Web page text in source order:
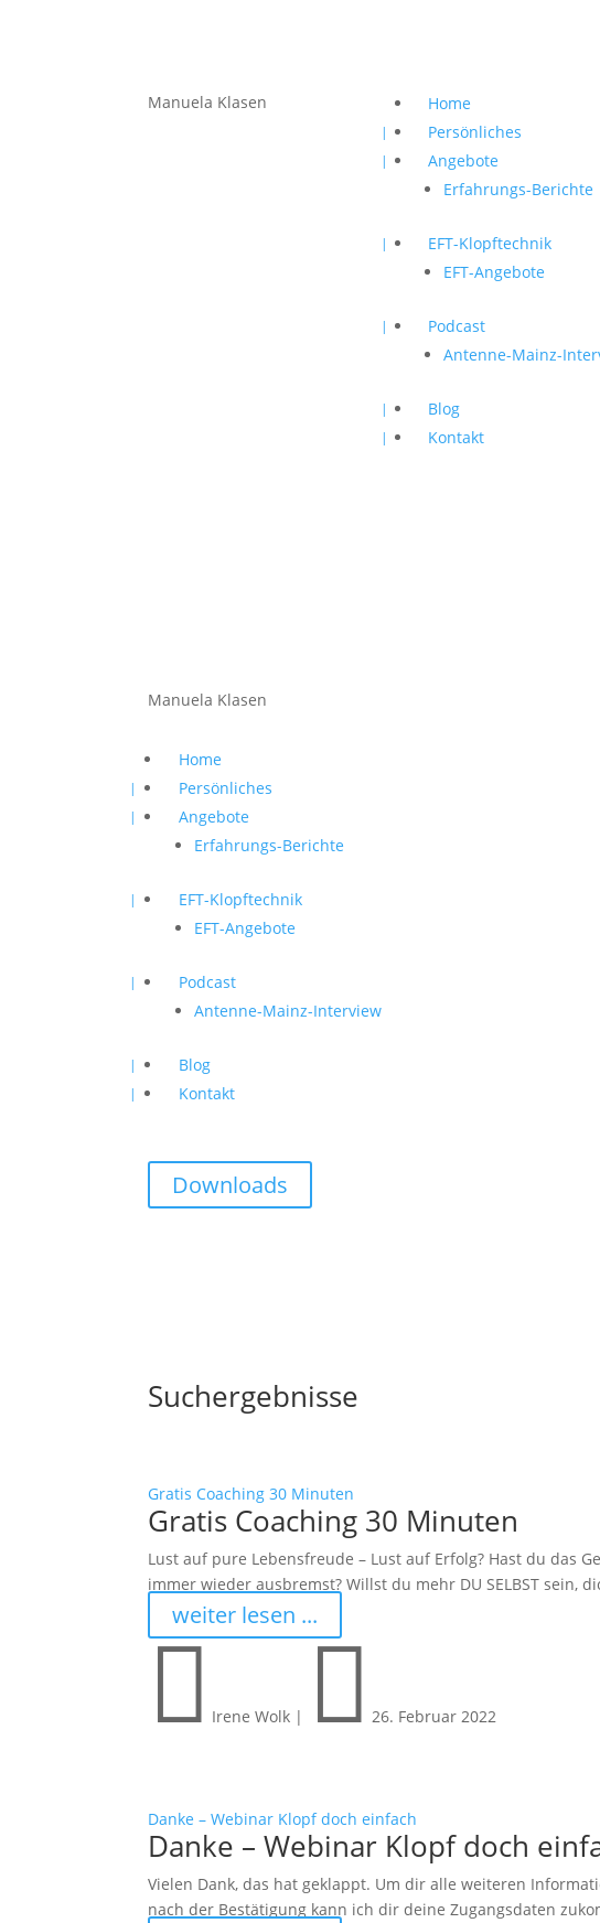
Manuela Klasen
Home
Persönliches
Angebote
Erfahrungs-Berichte
EFT-Klopftechnik
EFT-Angebote
Podcast
Antenne-Mainz-
Blog
Kontakt
Manuela Klasen
Home
Persönliches
Angebote
Erfahrungs-Berichte
EFT-Klopftechnik
EFT-Angebote
Podcast
Antenne-Mainz-Interview
Blog
Kontakt
Downloads
Suchergebnisse
Gratis Coaching 30 Minuten
Gratis Coaching 30 Minuten
Lust auf pure Lebensfreude – Lust auf Erfolg? Hast du das
immer wieder ausbremst? Willst du mehr DU SELBST sein,
weiter lesen ...
 Irene Wolk |  26. Februar 2022
Danke – Webinar Klopf doch einfach
Danke – Webinar Klopf doch
Vielen Dank, das hat geklappt. Um dir alle weiteren
nach der Bestätigung kann ich dir deine Zugangsdaten